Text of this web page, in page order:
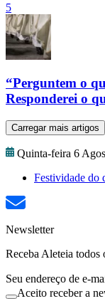
5
“Perguntem o
Responderei o
Carregar mais artigos
Quinta-feira 6
Festividade do
Newsletter
Receba Aleteia todos
Seu endereço de e-
Aceito receber a